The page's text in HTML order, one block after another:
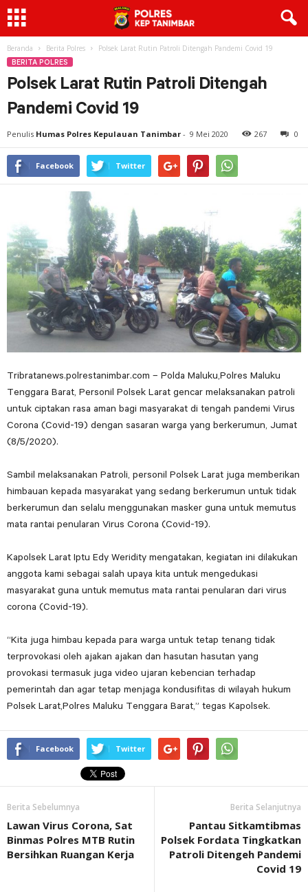
Beranda Berita Polres Polsek Larat Rutin Patroli Ditengah Pandemi Covid 19
BERITA POLRES
Polsek Larat Rutin Patroli Ditengah
Pandemi Covid 19
Penulis Humas Polres Kepulauan Tanimbar - 9 Mei 2020 267 0
Facebook Twitter
Tribratanews.polrestanimbar.com – Polda Maluku,Polres Maluku
Tenggara Barat, Personil Polsek Larat gencar melaksanakan patroli
untuk ciptakan rasa aman bagi masyarakat di tengah pandemi Virus
Corona (Covid-19) dengan sasaran warga yang berkerumun, Jumat
(8/5/2020).
Sambil melaksanakan Patroli, personil Polsek Larat juga memberikan
himbauan kepada masyarakat yang sedang berkerumun untuk tidak
berkerumun dan selalu menggunakan masker guna untuk memutus
mata rantai penularan Virus Corona (Covid-19).
Kapolsek Larat Iptu Edy Weridity mengatakan, kegiatan ini dilakukan
anggota kami sebagai salah upaya kita untuk mengedukasi
masyarakat guna untuk memutus mata rantai penularan dari virus
corona (Covid-19).
“Kita juga himbau kepada para warga untuk tetap tenang tidak
terprovokasi oleh ajakan ajakan dan hasutan hasutan yang
provokasi termasuk juga video ujaran kebencian terhadap
pemerintah dan agar tetap menjaga kondusifitas di wilayah hukum
Polsek Larat,Polres Maluku Tenggara Barat,” tegas Kapolsek.
Facebook Twitter
Berita Sebelumnya
Lawan Virus Corona, Sat
Binmas Polres MTB Rutin
Bersihkan Ruangan Kerja
Berita Selanjutnya
Pantau Sitkamtibmas
Polsek Fordata Tingkatkan
Patroli Ditengeh Pandemi
Covid 19